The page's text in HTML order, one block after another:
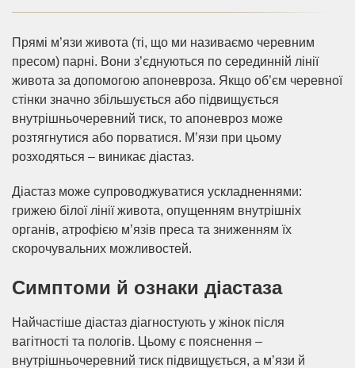
Прямі м’язи живота (ті, що ми називаємо черевним
пресом) парні. Вони з’єднуються по серединній лінії
живота за допомогою апоневроза. Якщо об’єм черевної
стінки значно збільшується або підвищується
внутрішньочеревний тиск, то апоневроз може
розтягнутися або порватися. М’язи при цьому
розходяться – виникає діастаз.
Діастаз може супроводжуватися ускладненнями:
грижею білої лінії живота, опущенням внутрішніх
органів, атрофією м’язів преса та зниженням їх
скорочувальних можливостей.
Симптоми й ознаки діастаза
Найчастіше діастаз діагностують у жінок після
вагітності та пологів. Цьому є пояснення –
внутрішньочеревний тиск підвищується, а м’язи й